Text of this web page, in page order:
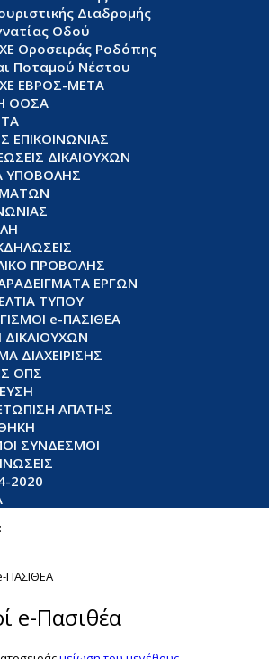
Διαδρομής
Οδού
Οροσειράς Ροδόπης
Ποταμού Νέστου
ΕΒΡΟΣ-ΜΕΤΑ
ΟΟΣΑ
ΕΠΙΚΟΙΝΩΝΙΑΣ
ΔΙΚΑΙΟΥΧΩΝ
ΥΠΟΒΟΛΗΣ
ΠΡΟΒΟΛΗΣ
ΕΡΓΩΝ
ΤΥΠΟΥ
e-ΠΑΣΙΘΕΑ
ΔΙΑΧΕΙΡΙΣΗΣ
ΟΠΣ
ΑΠΑΤΗΣ
ΣΥΝΔΕΣΜΟΙ
2020
ΠΑΣΙΘΕΑ
e-Πασιθέα